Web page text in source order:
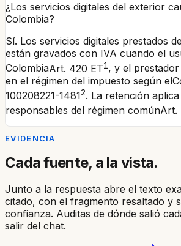
¿Los servicios digitales del exterior
Colombia?
Sí. Los servicios digitales prestados
están gravados con IVA cuando el
ColombiaArt. 420 ET1, y el
en el régimen del impuesto según el
100208221-14812. La retención
responsables del régimen comúnArt.
EVIDENCIA
Cada fuente, a la vista.
Junto a la respuesta abre el texto
citado, con el fragmento resaltado y
confianza. Auditas de dónde salió
salir del chat.